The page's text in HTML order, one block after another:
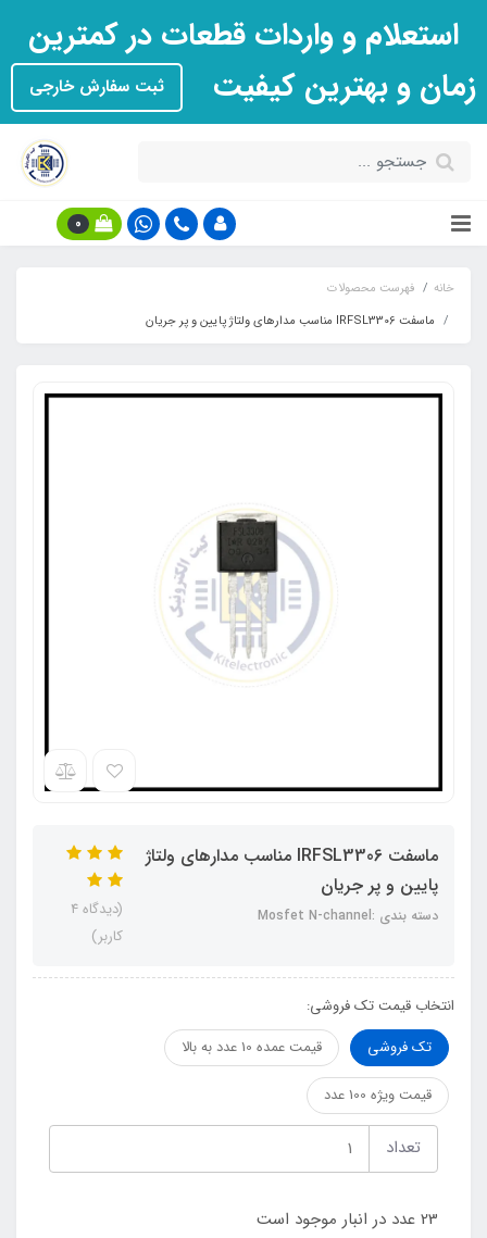
استعلام و واردات قطعات در کمترین
زمان و بهترین کیفیت
ثبت سفارش خارجی
0
خانه
فهرست محصولات
ماسفت IRFSL3306 مناسب مدارهای ولتاژ پایین و پر جریان
ماسفت IRFSL3306 مناسب مدارهای ولتاژ
پایین و پر جریان
دسته بندی :Mosfet N-channel
(دیدگاه 4
کاربر)
انتخاب قیمت تک فروشی:
تک فروشی
قیمت عمده 10 عدد به بالا
قیمت ویژه 100 عدد
تعداد
23 عدد در انبار موجود است